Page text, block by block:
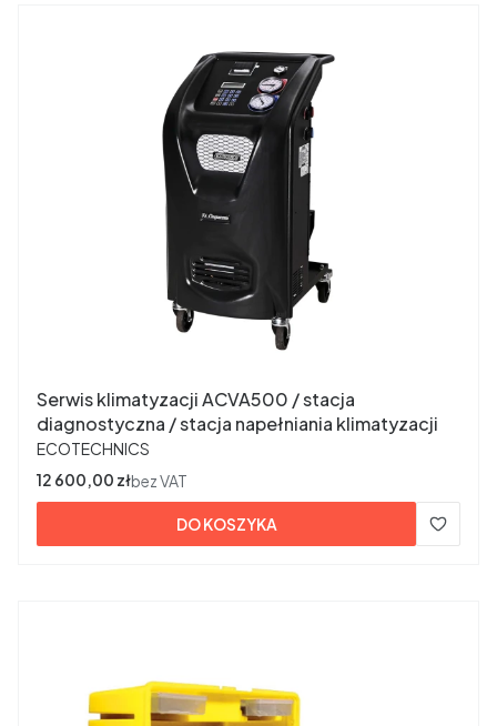
Serwis klimatyzacji ACVA500 / stacja
diagnostyczna / stacja napełniania klimatyzacji
PRODUCENT
ECOTECHNICS
Cena
12 600,00 złbez VAT
DO KOSZYKA